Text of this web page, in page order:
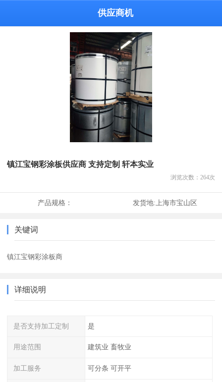
供应商机
镇江宝钢彩涂板供应商 支持定制 轩本实业
浏览次数： 264次
产品规格： 发货地:上海市宝山区
关键词
镇江宝钢彩涂板商
详细说明
是否支持加工定制 是
用途范围 建筑业 畜牧业
加工服务 可分条 可开平